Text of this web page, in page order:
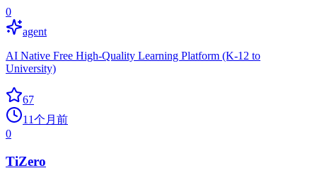
0
agent
AI Native Free High-Quality Learning Platform (K-12 to
University)
67
11个月前
0
TiZero